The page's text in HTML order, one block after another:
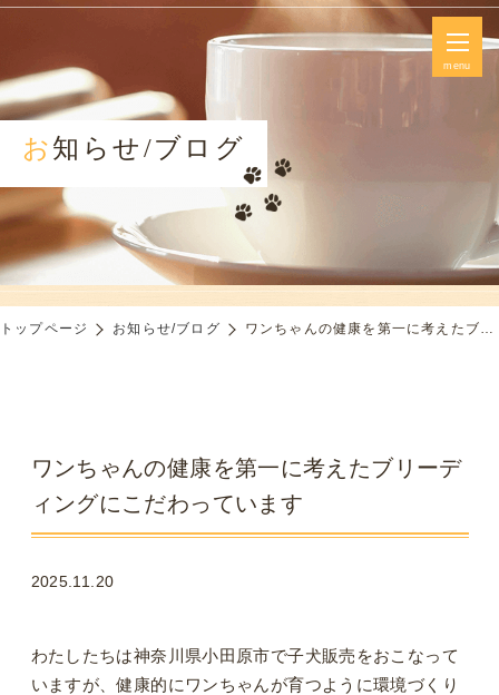
menu
お知らせ/ブログ
トップページ お知らせ/ブログ ワンちゃんの健康を第一に考えたブリーディングにこだわっています
ワンちゃんの健康を第一に考えたブリーデ
ィングにこだわっています
2025.11.20
わたしたちは神奈川県小田原市で子犬販売をおこなって
いますが、健康的にワンちゃんが育つように環境づくり